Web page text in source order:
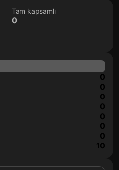
Tam kapsamlı
0
0
0
0
0
0
0
0
10